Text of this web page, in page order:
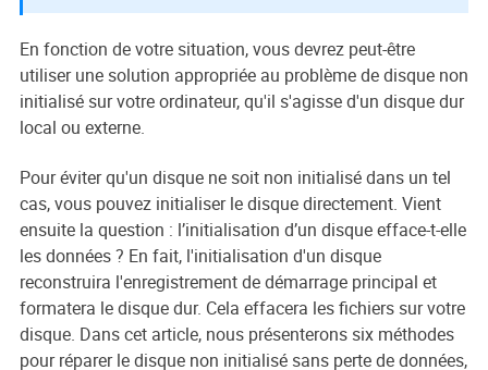
En fonction de votre situation, vous devrez peut-être
utiliser une solution appropriée au problème de disque non
initialisé sur votre ordinateur, qu'il s'agisse d'un disque dur
local ou externe.
Pour éviter qu'un disque ne soit non initialisé dans un tel
cas, vous pouvez initialiser le disque directement. Vient
ensuite la question : l’initialisation d’un disque efface-t-elle
les données ? En fait, l'initialisation d'un disque
reconstruira l'enregistrement de démarrage principal et
formatera le disque dur. Cela effacera les fichiers sur votre
disque. Dans cet article, nous présenterons six méthodes
pour réparer le disque non initialisé sans perte de données,